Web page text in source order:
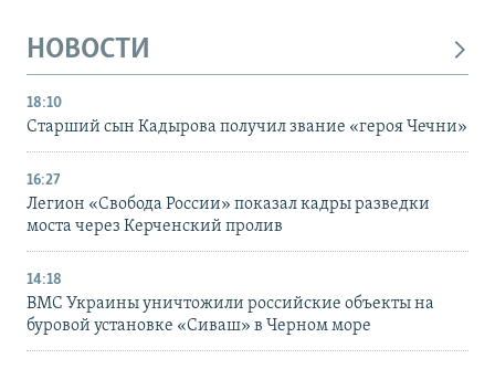
НОВОСТИ
18:10
Старший сын Кадырова получил звание «героя Чечни»
16:27
Легион «Свобода России» показал кадры разведки
моста через Керченский пролив
14:18
ВМС Украины уничтожили российские объекты на
буровой установке «Сиваш» в Черном море